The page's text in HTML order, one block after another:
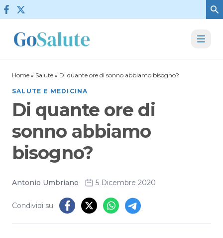
Vai al contenuto
Home » Salute » Di quante ore di sonno abbiamo bisogno?
SALUTE E MEDICINA
Di quante ore di
sonno abbiamo
bisogno?
Antonio Umbriano 5 Dicembre 2020
Condividi su